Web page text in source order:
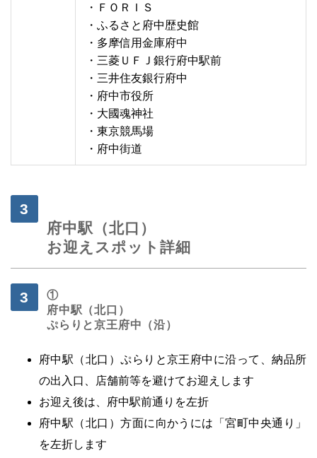
・ＦＯＲＩＳ
・ふるさと府中歴史館
・多摩信用金庫府中
・三菱ＵＦＪ銀行府中駅前
・三井住友銀行府中
・府中市役所
・大國魂神社
・東京競馬場
・府中街道
府中駅（北口）
お迎えスポット詳細
①
府中駅（北口）
ぷらりと京王府中（沿）
府中駅（北口）ぷらりと京王府中に沿って、納品所
の出入口、店舗前等を避けてお迎えします
お迎え後は、府中駅前通りを左折
府中駅（北口）方面に向かうには「宮町中央通り」
を左折します